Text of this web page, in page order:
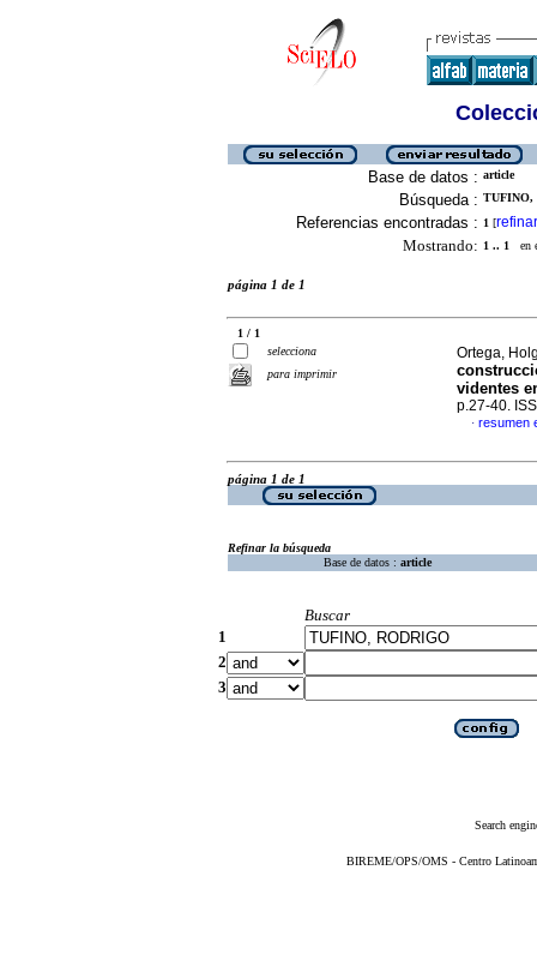
Base de datos : article
Búsqueda : TUFINO,
Referencias encontradas : 1 [refinar
Mostrando: 1 .. 1 en
página 1 de 1
1 / 1
selecciona
para imprimir
Ortega,
videntes
p.27-40.
· resumen
página 1 de 1
Refinar la búsqueda
Base de datos : article
Buscar
1
2
3
Search
BIREME/OPS/OMS - Centro